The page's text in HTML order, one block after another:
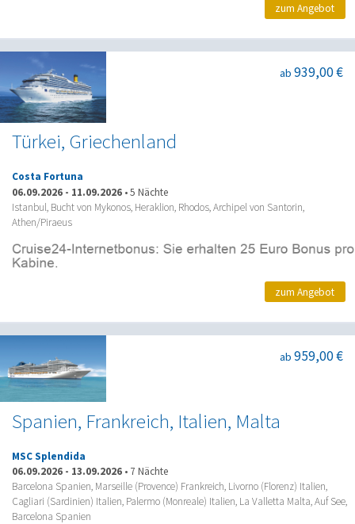
zum Angebot
Türkei, Griechenland
ab 939,00 €
Costa Fortuna
06.09.2026 - 11.09.2026 •5 Nächte
Istanbul, Bucht von Mykonos, Heraklion, Rhodos, Archipel von Santorin,
Athen/Piraeus
zum Angebot
Spanien, Frankreich, Italien, Malta
ab 959,00 €
MSC Splendida
06.09.2026 - 13.09.2026 • 7 Nächte
Barcelona Spanien, Marseille (Provence) Frankreich, Livorno (Florenz) Italien,
Cagliari (Sardinien) Italien, Palermo (Monreale) Italien, La Valletta Malta, Auf See,
Barcelona Spanien